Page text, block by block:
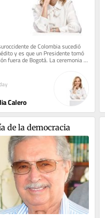
de Colombia sucedió
y es que un Presidente tomó
fuera de Bogotá. La ceremonia
en la Arena...
Calero
de la democracia